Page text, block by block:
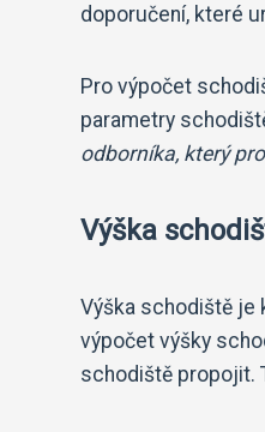
doporučení, které
Pro výpočet
parametry
odborníka, který
Výška
Výška schodiště je
výpočet výšky
schodiště propojit.